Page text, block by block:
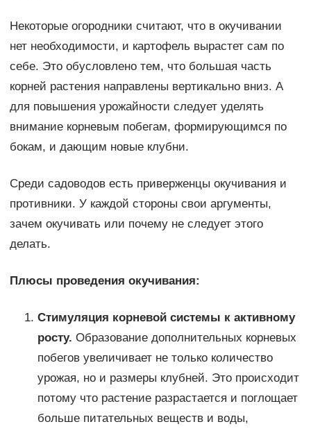
Некоторые огородники считают, что в окучивании
нет необходимости, и картофель вырастет сам по
себе. Это обусловлено тем, что большая часть
корней растения направлены вертикально вниз. А
для повышения урожайности следует уделять
внимание корневым побегам, формирующимся по
бокам, и дающим новые клубни.
Среди садоводов есть приверженцы окучивания и
противники. У каждой стороны свои аргументы,
зачем окучивать или почему не следует этого
делать.
Плюсы проведения окучивания:
Стимуляция корневой системы к активному
росту. Образование дополнительных корневых
побегов увеличивает не только количество
урожая, но и размеры клубней. Это происходит
потому что растение разрастается и поглощает
больше питательных веществ и воды,